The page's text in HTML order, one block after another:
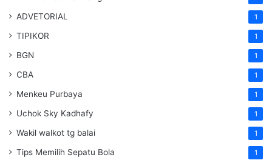
ADVETORIAL 1
TIPIKOR 1
BGN 1
CBA 1
Menkeu Purbaya 1
Uchok Sky Kadhafy 1
Wakil walkot tg balai 1
Tips Memilih Sepatu Bola 1